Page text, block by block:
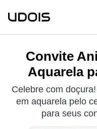
Convite
Aquarela
Celebre com
em aquarela pelo
para seus